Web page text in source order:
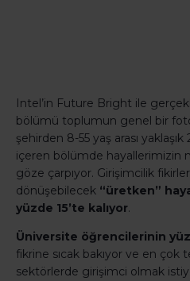
Intel’in Future Bright ile
bölümü toplumun genel bir
şehirden 8-55 yaş arası
içeren bölümde hayallerimizin
göze çarpıyor. Girişimcilik
dönüşebilecek “üretken”
yüzde 15’te kalıyor.
Üniversite öğrencilerinin
fikrine sıcak bakıyor ve en çok
sektörlerde girişimci olmak